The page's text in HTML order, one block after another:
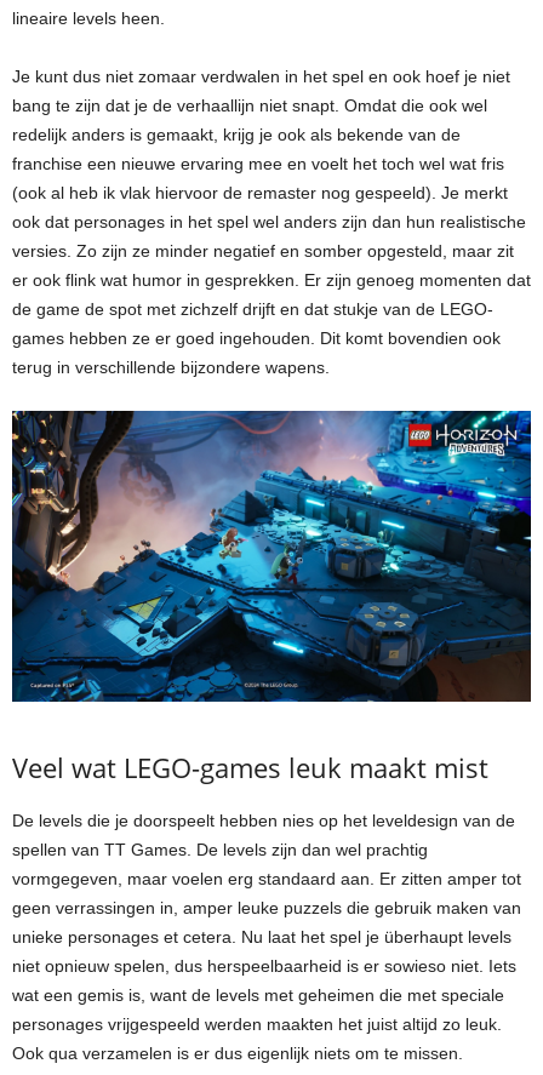
lineaire levels heen.
Je kunt dus niet zomaar verdwalen in het spel en ook hoef je niet
bang te zijn dat je de verhaallijn niet snapt. Omdat die ook wel
redelijk anders is gemaakt, krijg je ook als bekende van de
franchise een nieuwe ervaring mee en voelt het toch wel wat fris
(ook al heb ik vlak hiervoor de remaster nog gespeeld). Je merkt
ook dat personages in het spel wel anders zijn dan hun realistische
versies. Zo zijn ze minder negatief en somber opgesteld, maar zit
er ook flink wat humor in gesprekken. Er zijn genoeg momenten dat
de game de spot met zichzelf drijft en dat stukje van de LEGO-
games hebben ze er goed ingehouden. Dit komt bovendien ook
terug in verschillende bijzondere wapens.
Veel wat LEGO-games leuk maakt mist
De levels die je doorspeelt hebben nies op het leveldesign van de
spellen van TT Games. De levels zijn dan wel prachtig
vormgegeven, maar voelen erg standaard aan. Er zitten amper tot
geen verrassingen in, amper leuke puzzels die gebruik maken van
unieke personages et cetera. Nu laat het spel je überhaupt levels
niet opnieuw spelen, dus herspeelbaarheid is er sowieso niet. Iets
wat een gemis is, want de levels met geheimen die met speciale
personages vrijgespeeld werden maakten het juist altijd zo leuk.
Ook qua verzamelen is er dus eigenlijk niets om te missen.